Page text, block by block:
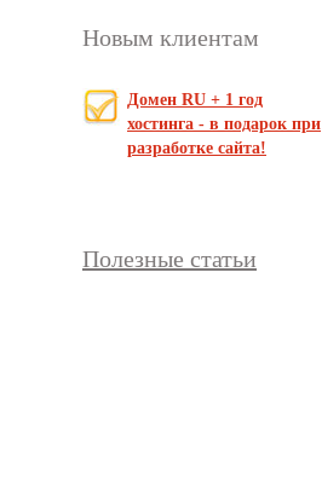
Новым клиентам
Домен RU + 1 год
хостинга - в подарок при
разработке сайта!
Полезные статьи